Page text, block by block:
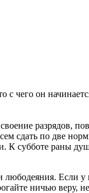
чего он
разрядов,
сдать по две
К субботе раны
Если
ничью